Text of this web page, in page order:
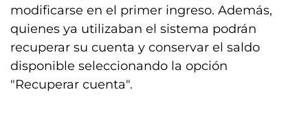
modificarse en el primer ingreso. Además,
quienes ya utilizaban el sistema podrán
recuperar su cuenta y conservar el saldo
disponible seleccionando la opción
"Recuperar cuenta".